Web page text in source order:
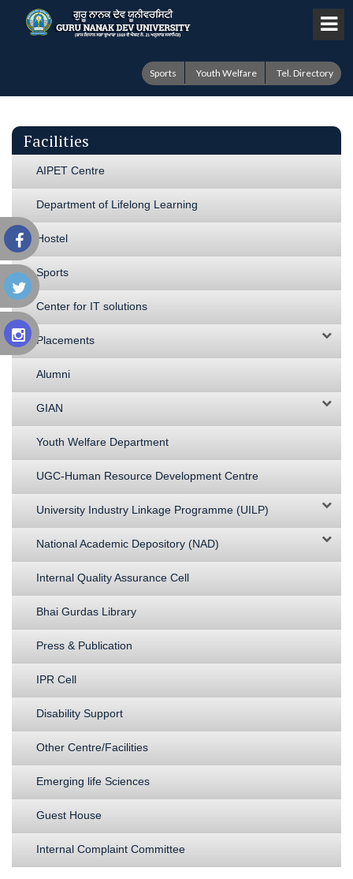
Sports Youth Welfare Tel. Directory
Facilities
AIPET Centre
Department of Lifelong Learning
Hostel
Sports
Center for IT solutions
Placements
Alumni
GIAN
Youth Welfare Department
UGC-Human Resource Development Centre
University Industry Linkage Programme (UILP)
National Academic Depository (NAD)
Internal Quality Assurance Cell
Bhai Gurdas Library
Press & Publication
IPR Cell
Disability Support
Other Centre/Facilities
Emerging life Sciences
Guest House
Internal Complaint Committee